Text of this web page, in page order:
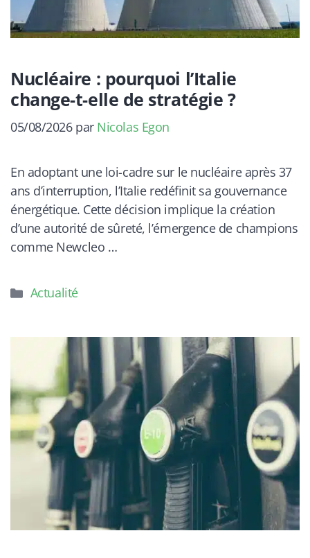
Nucléaire : pourquoi l’Italie
change-t-elle de stratégie ?
05/08/2026 par Nicolas Egon
En adoptant une loi-cadre sur le nucléaire après 37
ans d’interruption, l’Italie redéfinit sa gouvernance
énergétique. Cette décision implique la création
d’une autorité de sûreté, l’émergence de champions
comme Newcleo …
Catégories
Actualité